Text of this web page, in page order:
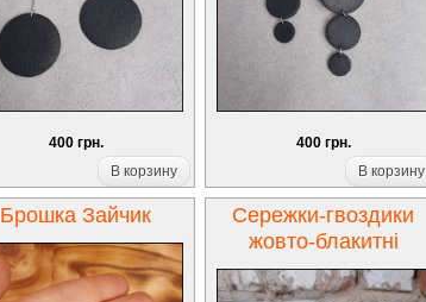
400 грн.
В корзину
400 грн.
В корзину
Брошка Зайчик
Сережки-гвоздики
жовто-блакитні